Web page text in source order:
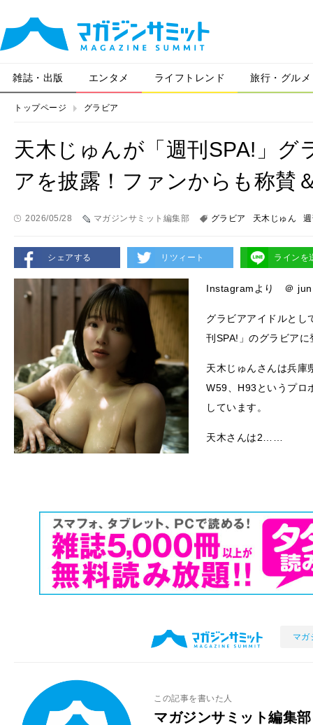
雑誌・出版 エンタメ ライフトレンド 旅行・グルメ
トップページ グラビア
天木じゅんが「週刊SPA!」
アを披露！ファンからも称賛
2026/05/28 マガジンサミット編集部 グラビア 天木じゅん
シェアする リツィート ラインを
Instagramより ＠
グラビアアイドルとし
刊SPA!」のグラビア
天木じゅんさんは兵庫
W59、H93というプロ
しています。
天木さんは2……
マガ
この記事を書いた人
マガジンサミット編集部